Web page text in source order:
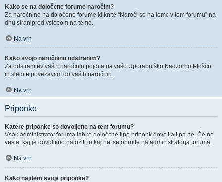
Kako se na določene forume naročim?
Za naročnino na določene forume kliknite “Naroči se na teme v tem forumu” na
dnu stranipred vstopom na temo.
Na vrh
Kako svojo naročnino odstranim?
Za odstranitev vaših naročnin pojdite na vašo Uporabniško Nadzorno Ploščo
in sledite povezavam do vaših naročnin.
Na vrh
Priponke
Katere priponke so dovoljene na tem forumu?
Vsak administrator foruma lahko določene tipe priponk dovoli ali pa ne. Če ne
veste, kaj je dovoljeno naložiti in kaj ne, se obrnite na administratorja foruma.
Na vrh
Kako najdem svoje priponke?